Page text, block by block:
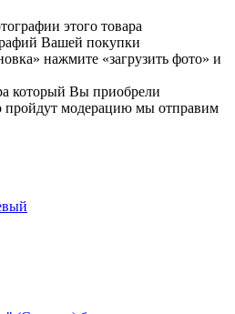
этого товара
Вашей покупки
нажмите «загрузить фото» и
который Вы приобрели
пройдут модерацию мы отправим